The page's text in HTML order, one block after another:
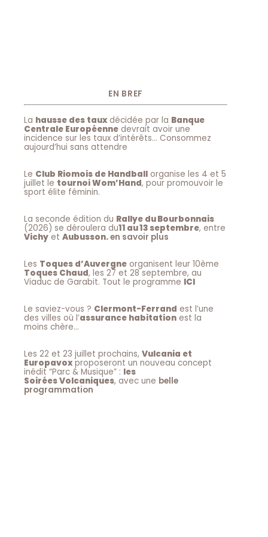
EN BREF
La hausse des taux décidée par la Banque
Centrale Européenne devrait avoir une
incidence sur les taux d’intérêts… Consommez
aujourd’hui sans attendre
Le Club Riomois de Handball organise les 4 et 5
juillet le tournoi Wom’Hand, pour promouvoir le
sport élite féminin.
La seconde édition du Rallye du Bourbonnais
(2026) se déroulera du11 au 13 septembre, entre
Vichy et Aubusson.en savoir plus
Les Toques d’Auvergne organisent leur 10ème
Toques Chaud, les 27 et 28 septembre, au
Viaduc de Garabit. Tout le programme ICI
Le saviez-vous ? Clermont-Ferrand est l’une
des villes où l’assurance habitation est la
moins chère…
Les 22 et 23 juillet prochains, Vulcania et
Europavoxproposeront un nouveau concept
inédit “Parc & Musique” : les
Soirées Volcaniques, avec une belle
programmation